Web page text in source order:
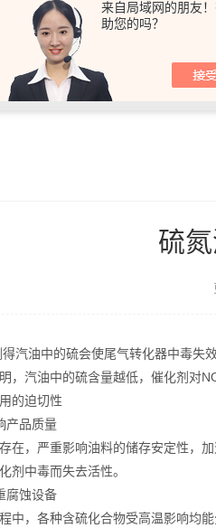
来自局域网的朋友
助您的吗？
测定仪、密度测定仪....等
硫
油中的硫会使尾气转化器中毒失效
，汽油中的硫含量越低，催化剂对
的迫切性
品质量
，严重影响油料的储存安定性，加
剂中毒而失去活性。
蚀设备
，各种含硫化合物受高温影响均能